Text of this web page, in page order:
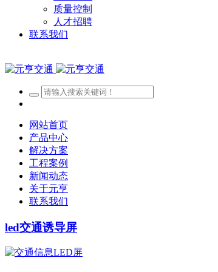
质量控制
人才招聘
联系我们
网站首页
产品中心
解决方案
工程案例
新闻动态
关于元亨
联系我们
led交通诱导屏